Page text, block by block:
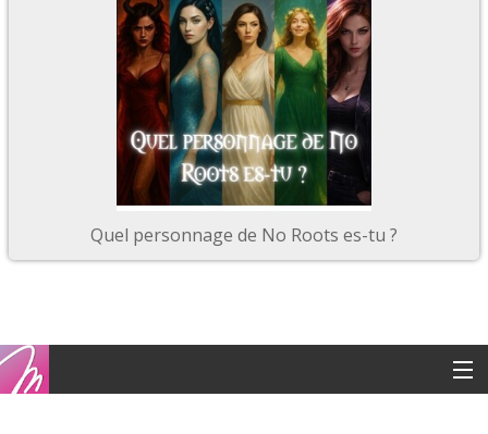
Quel personnage de No Roots es-tu ?